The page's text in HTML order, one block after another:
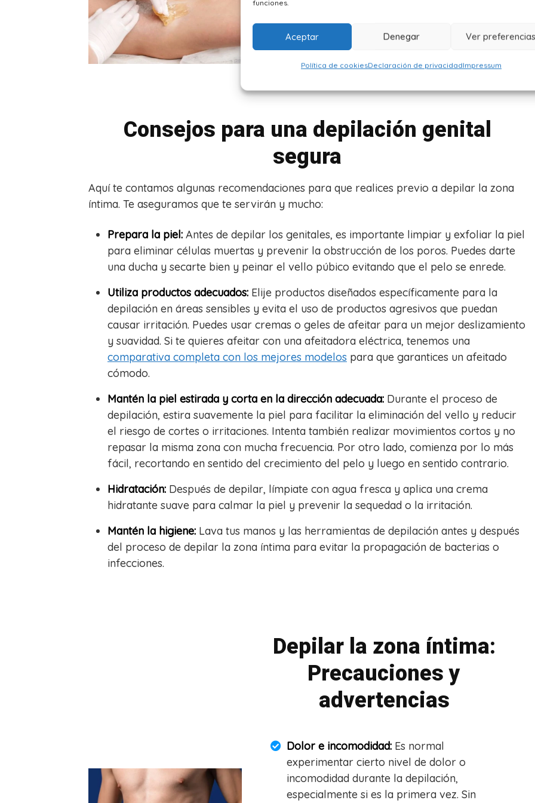
funciones.
Aceptar Denegar Ver preferencias
Política de cookiesDeclaración de privacidadImpressum
la raíz. Sin embargo, puede ser dolorosa y
requerir cierta habilidad para realizarla
correctamente.
Consejos para una depilación genital
segura
Aquí te contamos algunas recomendaciones para que realices previo a depilar la zona
íntima. Te aseguramos que te servirán y mucho:
Prepara la piel: Antes de depilar los genitales, es importante limpiar y exfoliar la piel
para eliminar células muertas y prevenir la obstrucción de los poros. Puedes darte
una ducha y secarte bien y peinar el vello púbico evitando que el pelo se enrede.
Utiliza productos adecuados: Elije productos diseñados específicamente para la
depilación en áreas sensibles y evita el uso de productos agresivos que puedan
causar irritación. Puedes usar cremas o geles de afeitar para un mejor deslizamiento
y suavidad. Si te quieres afeitar con una afeitadora eléctrica, tenemos una
comparativa completa con los mejores modelos para que garantices un afeitado
cómodo.
Mantén la piel estirada y corta en la dirección adecuada: Durante el proceso de
depilación, estira suavemente la piel para facilitar la eliminación del vello y reducir
el riesgo de cortes o irritaciones. Intenta también realizar movimientos cortos y no
repasar la misma zona con mucha frecuencia. Por otro lado, comienza por lo más
fácil, recortando en sentido del crecimiento del pelo y luego en sentido contrario.
Hidratación: Después de depilar, límpiate con agua fresca y aplica una crema
hidratante suave para calmar la piel y prevenir la sequedad o la irritación.
Mantén la higiene: Lava tus manos y las herramientas de depilación antes y después
del proceso de depilar la zona íntima para evitar la propagación de bacterias o
infecciones.
Depilar la zona íntima:
Precauciones y
advertencias
Dolor e incomodidad:Es normal
experimentar cierto nivel de dolor o
incomodidad durante la depilación,
especialmente si es la primera vez. Sin